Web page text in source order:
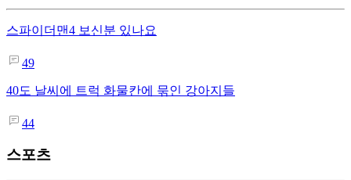
스파이더맨4 보신분 있나요
49
40도 날씨에 트럭 화물칸에 묶인 강아지들
44
스포츠